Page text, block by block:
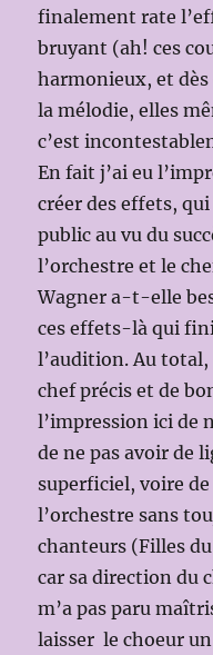
finalement rate
bruyant (ah! ces
harmonieux, et
la mélodie, elles
c’est
En fait j’ai eu
créer des effets,
public au vu du
l’orchestre et le
Wagner a-t-elle
ces effets-là qui
l’audition. Au
chef précis et de
l’impression ici de
de ne pas avoir de
superficiel, voire
l’orchestre sans
chanteurs (Filles
car sa direction du
m’a pas paru
laisser le choeur un